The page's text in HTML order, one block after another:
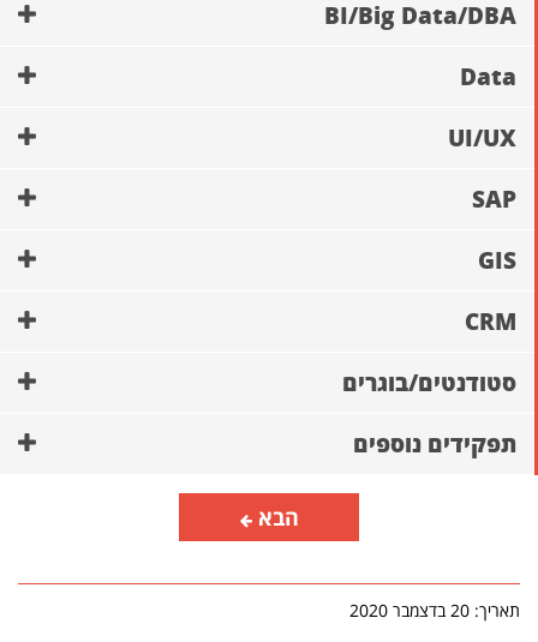
BI/Big Data/DBA
Data
UI/UX
SAP
GIS
CRM
סטודנטים/בוגרים
תפקידים נוספים
הבא
תאריך: 20 בדצמבר 2020